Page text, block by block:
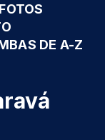
FOTOS
DE A-Z